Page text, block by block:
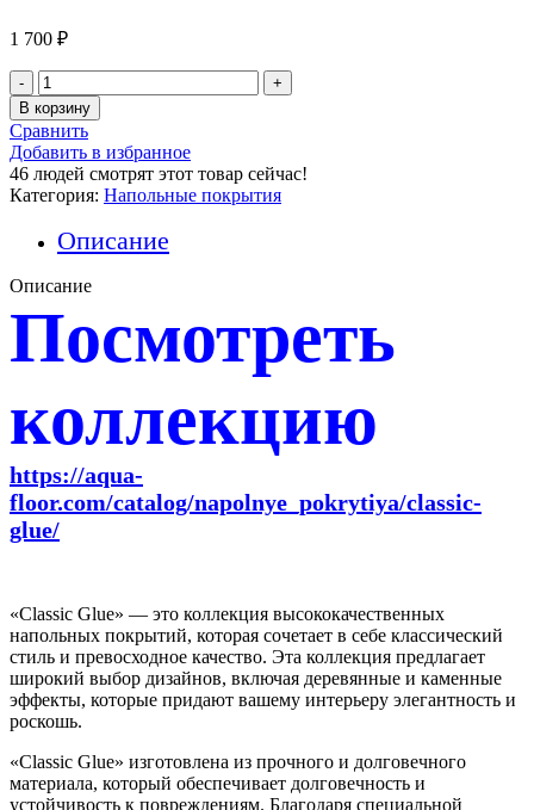
1 700 ₽
Количество
товара
Коллекция
Classic
Glue
(
Классик
клеевой)
В корзину
Сравнить
Добавить в избранное
46 людей смотрят этот товар сейчас!
Категория: Напольные покрытия
Описание
Описание
Посмотреть
коллекцию
https://aqua-
floor.com/catalog/napolnye_pokrytiya/classic-
glue/
«Classic Glue» — это коллекция высококачественных
напольных покрытий, которая сочетает в себе классический
стиль и превосходное качество. Эта коллекция предлагает
широкий выбор дизайнов, включая деревянные и каменные
эффекты, которые придают вашему интерьеру элегантность и
роскошь.
«Classic Glue» изготовлена из прочного и долговечного
материала, который обеспечивает долговечность и
устойчивость к повреждениям. Благодаря специальной